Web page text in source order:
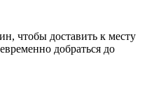
чтобы доставить к месту
добраться до